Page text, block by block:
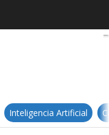
la ciberseguridad:
Inteligencia Artificial